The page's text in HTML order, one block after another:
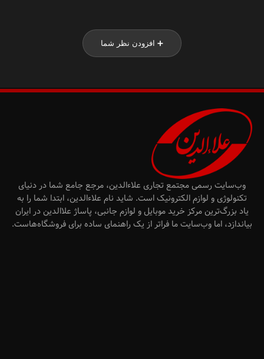
➕ افزودن نظر شما
وب‌سایت رسمی مجتمع تجاری علاءالدین، مرجع جامع شما در دنیای
تکنولوژی و لوازم الکترونیک است. شاید نام علاءالدین، ابتدا شما را به
یاد بزرگ‌ترین مرکز خرید موبایل و لوازم جانبی، پاساژ علاالدین در ایران
بیاندازد، اما وب‌سایت ما فراتر از یک راهنمای ساده برای فروشگاه‌هاست.